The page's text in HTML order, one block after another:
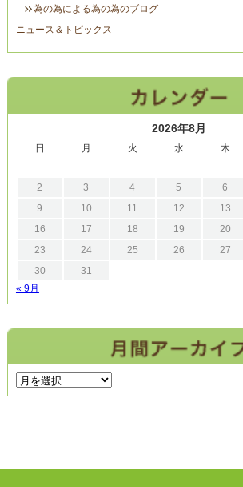
為の為による為の為のブログ
ニュース＆トピックス
2026年8月
日 月 火 水 木
2
3 4 5 6
9
10 11 12 13
16
17 18 19 20
23
24 25 26 27
30
31
« 9月